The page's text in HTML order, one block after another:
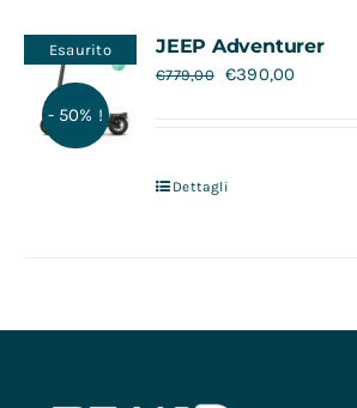
Contatti
Esaurito
- 50% !
JEEP Adventurer
€779,00 €390,00
Dettagli